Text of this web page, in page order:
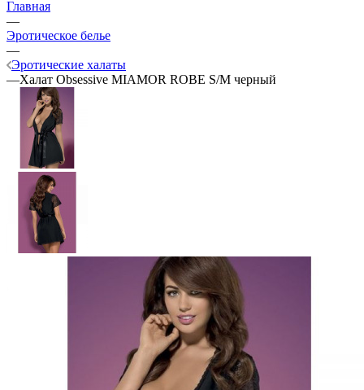
Главная
—
Эротическое белье
—
Эротические халаты
—Халат Obsessive MIAMOR ROBE S/M черный